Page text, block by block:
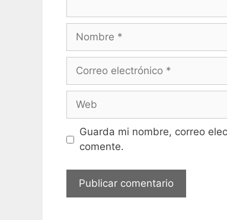
Nombre
Correo
Web
Guarda mi nombre, correo
comente.